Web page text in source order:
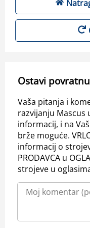
Ostavi
Vaša pitanja i
razvijanju Mascus
informacij, i na
brže moguće.
informacij o
PRODAVCA u
strojeve u